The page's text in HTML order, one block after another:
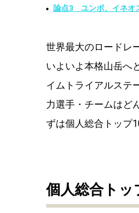
論点3 ユンボ、イネオ
世界最大のロードレ
いよいよ本格山岳へ
イムトライアルステ
力選手・チームはど
ずは個人総合トップ
個人総合トッ